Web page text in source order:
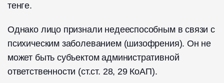
тенге.
Однако лицо признали недееспособным в связи с
психическим заболеванием (шизофрения). Он не
может быть субъектом административной
ответственности (ст.ст. 28, 29 КоАП).